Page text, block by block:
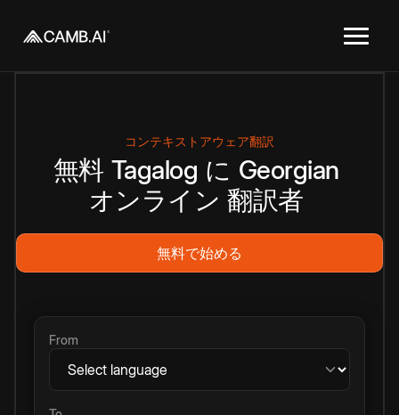
コンテキストアウェア翻訳
無料 Tagalog に Georgian
オンライン 翻訳者
無料で始める
From